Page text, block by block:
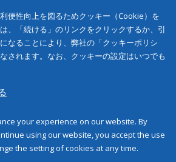
便性向上を図るためクッキー（Cookie）を
、「続ける」のリンクをクリックするか、引
なることにより、弊社の「クッキーポリシ
されます。なお、クッキーの設定はいつでも
your experience on our website. By
using our website, you accept the use
the setting of cookies at any time.